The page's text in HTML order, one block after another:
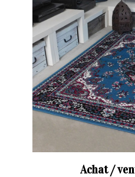
Achat /